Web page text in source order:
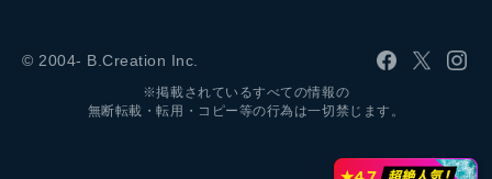
© 2004- B.Creation Inc.
※掲載されているすべての情報の
無断転載・転用・コピー等の行為は一切禁じます。